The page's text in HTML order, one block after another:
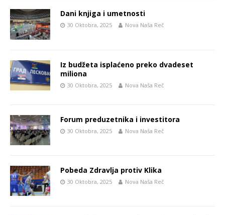
Dani knjiga i umetnosti
30 Oktobra, 2025 Nova Naša Reč
Iz budžeta isplaćeno preko dvadeset
miliona
30 Oktobra, 2025 Nova Naša Reč
Forum preduzetnika i investitora
30 Oktobra, 2025 Nova Naša Reč
Pobeda Zdravlja protiv Klika
30 Oktobra, 2025 Nova Naša Reč